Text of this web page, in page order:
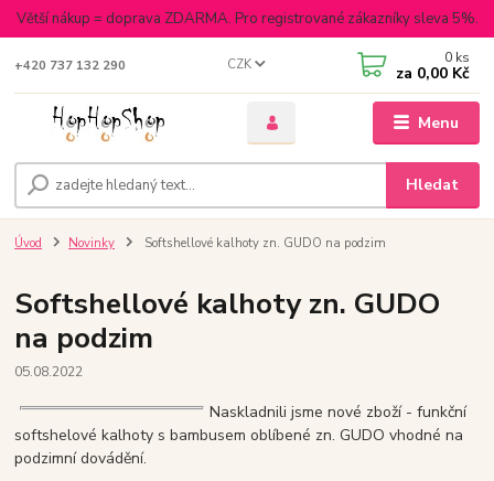
Větší nákup = doprava ZDARMA. Pro registrované zákazníky sleva 5%.
Menu
CZK
Hledat
+420 737 132 290 0 ks
za 0,00 Kč
Úvod Novinky Softshellové kalhoty zn. GUDO na podzim
Softshellové kalhoty zn. GUDO
na podzim
05.08.2022
Naskladnili jsme nové zboží - funkční
softshelové kalhoty s bambusem oblíbené zn. GUDO vhodné na
podzimní dovádění.